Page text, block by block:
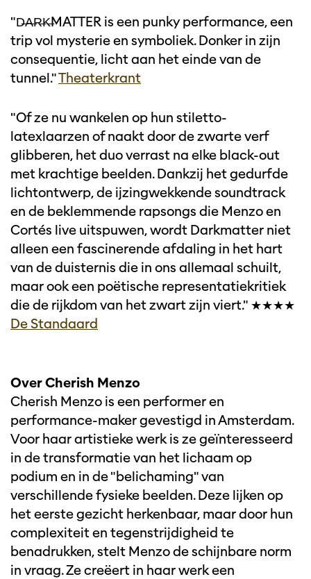
"D̶A̶R̶K̶MATTER is een punky performance, een
trip vol mysterie en symboliek. Donker in zijn
consequentie, licht aan het einde van de
tunnel."Theaterkrant
"Of ze nu wankelen op hun stiletto-
latexlaarzen of naakt door de zwarte verf
glibberen, het duo verrast na elke black-out
met krachtige beelden. Dankzij het gedurfde
lichtontwerp, de ijzingwekkende soundtrack
en de beklemmende rapsongs die Menzo en
Cortés live uitspuwen, wordt Darkmatter niet
alleen een fascinerende afdaling in het hart
van de duisternis die in ons allemaal schuilt,
maar ook een poëtische representatiekritiek
die de rijkdom van het zwart zijn viert." ★★★★
De Standaard
Over Cherish Menzo
Cherish Menzo is een performer en
performance-maker gevestigd in Amsterdam.
Voor haar artistieke werk is ze geïnteresseerd
in de transformatie van het lichaam op
podium en in de "belichaming" van
verschillende fysieke beelden. Deze lijken op
het eerste gezicht herkenbaar, maar door hun
complexiteit en tegenstrijdigheid te
benadrukken, stelt Menzo de schijnbare norm
in vraag. Ze creëert in haar werk een